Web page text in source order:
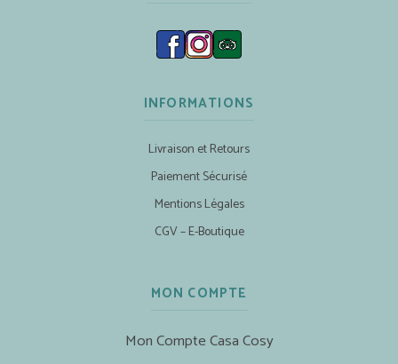
INFORMATIONS
Livraison et Retours
Paiement Sécurisé
Mentions Légales
CGV – E-Boutique
MON COMPTE
Mon Compte Casa Cosy